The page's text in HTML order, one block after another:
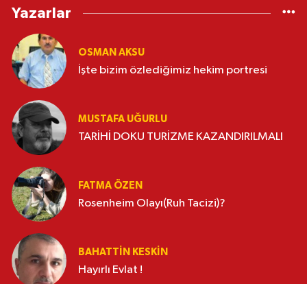
Yazarlar
OSMAN AKSU
İşte bizim özlediğimiz hekim portresi
MUSTAFA UĞURLU
TARİHİ DOKU TURİZME KAZANDIRILMALI
FATMA ÖZEN
Rosenheim Olayı(Ruh Tacizi)?
BAHATTIN KESKİN
Hayırlı Evlat !